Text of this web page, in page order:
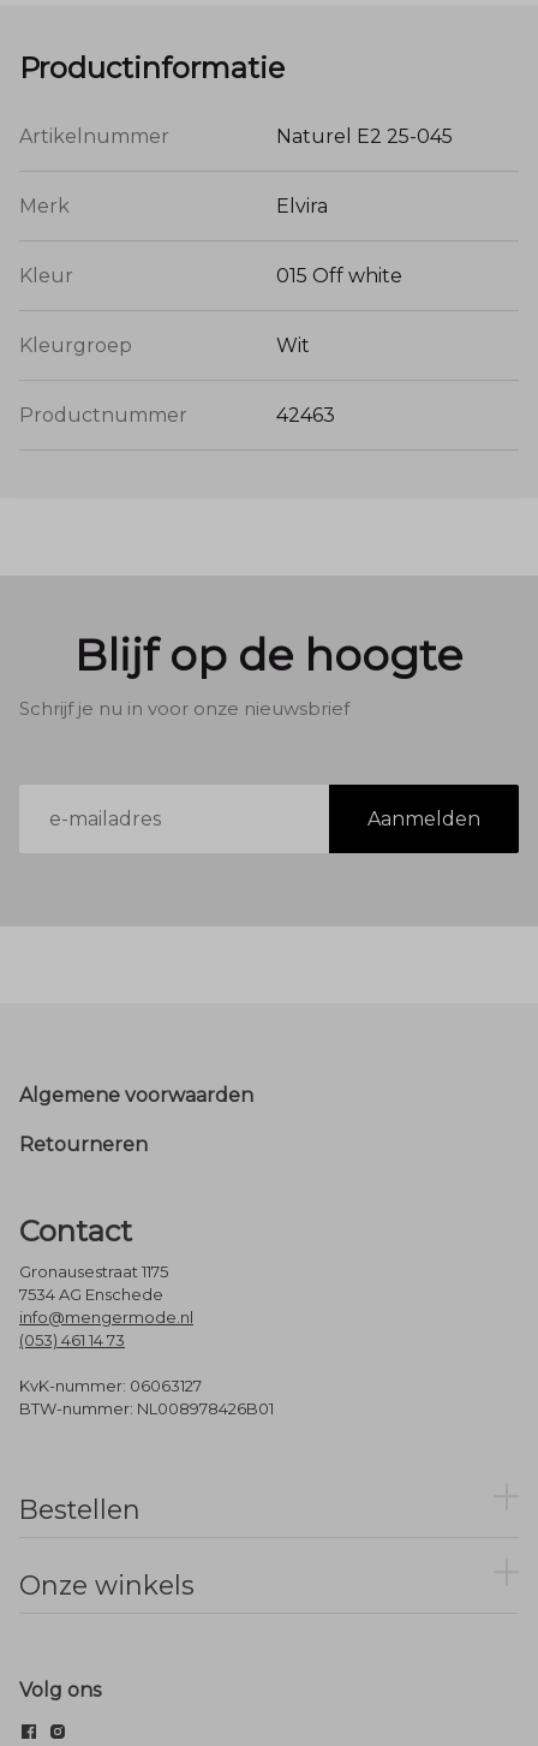
Productinformatie
Artikelnummer Naturel E2 25-045
Merk Elvira
Kleur 015 Off white
Kleurgroep Wit
Productnummer 42463
Blijf op de hoogte
Schrijf je nu in voor onze nieuwsbrief
mailadres
Aanmelden
Footer
Algemene voorwaarden
Retourneren
Contact
Gronausestraat 1175
7534 AG Enschede
info@mengermode.nl
(053) 461 14 73
KvK-nummer: 06063127
BTW-nummer: NL008978426B01
Bestellen
Onze winkels
Volg ons